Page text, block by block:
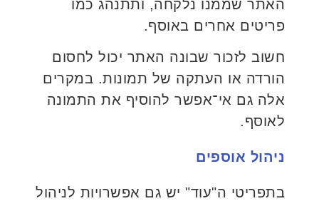
האתר שממנו נלקחה, ותתנהג כמו
פריטים אחרים באוסף.
חשוב לזכור שבונה האתר יכול לחסום
הורדה או העתקה של תמונות. במקרים
אלה גם אי־אפשר להוסיף את התמונה
לאוסף.
ניהול אוספים
בתפריטי ה"עוד" יש גם אפשרויות לניהול